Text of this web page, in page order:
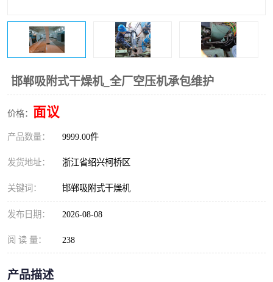
邯郸吸附式干燥机_全厂空压机承包维护
价格： 面议
产品数量： 9999.00件
发货地址： 浙江省绍兴柯桥区
关键词： 邯郸吸附式干燥机
发布日期： 2026-08-08
阅 读 量： 238
产品描述
冷却器 复盛FS-elliott离心机零件
CAMERON空压机维修 CAMERON空压机显示屏